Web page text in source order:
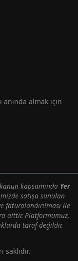
almak için
kapsamında Yer
satışa sunulan
faturalandırılması ile
aittir. Platformumuz,
taraf değildir.
saklıdır.